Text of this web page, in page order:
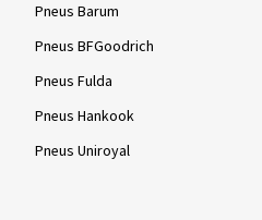
Pneus Barum
Pneus BFGoodrich
Pneus Fulda
Pneus Hankook
Pneus Uniroyal